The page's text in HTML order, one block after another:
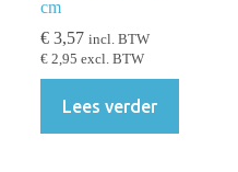
cm
€ 3,57 incl. BTW
€ 2,95 excl. BTW
Lees verder